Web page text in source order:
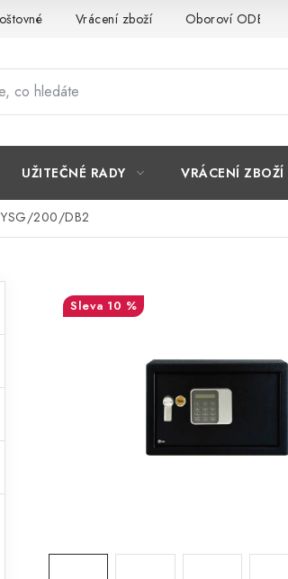
Vrácení zboží Oboroví
UŽITEČNÉ RADY VRÁCENÍ ZBOŽÍ
YSG/200/DB2
10 %